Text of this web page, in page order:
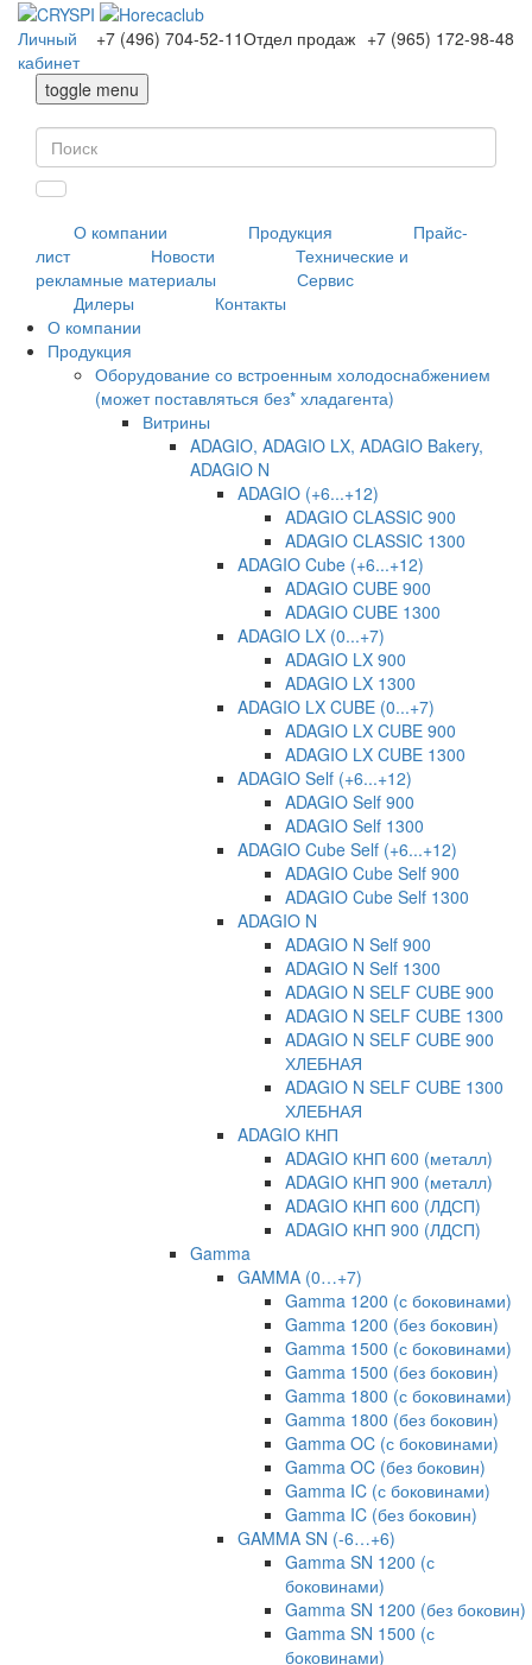
Личный
кабинет
+7 (496) 704-52-11Отдел продаж +7 (965) 172-98-48
toggle menu
О компании Продукция
Прайс-
лист
Новости
Технические и
рекламные материалы
Сервис
Дилеры
Контакты
О компании
Продукция
Оборудование со встроенным холодоснабжением
(может поставляться без* хладагента)
Витрины
ADAGIO, ADAGIO LX, ADAGIO Bakery,
ADAGIO N
ADAGIO (+6...+12)
ADAGIO CLASSIC 900
ADAGIO CLASSIC 1300
ADAGIO Cube (+6...+12)
ADAGIO CUBE 900
ADAGIO CUBE 1300
ADAGIO LX (0...+7)
ADAGIO LX 900
ADAGIO LX 1300
ADAGIO LX CUBE (0...+7)
ADAGIO LX CUBE 900
ADAGIO LX CUBE 1300
ADAGIO Self (+6...+12)
ADAGIO Self 900
ADAGIO Self 1300
ADAGIO Cube Self (+6...+12)
ADAGIO Cube Self 900
ADAGIO Cube Self 1300
ADAGIO N
ADAGIO N Self 900
ADAGIO N Self 1300
ADAGIO N SELF CUBE 900
ADAGIO N SELF CUBE 1300
ADAGIO N SELF CUBE 900
ХЛЕБНАЯ
ADAGIO N SELF CUBE 1300
ХЛЕБНАЯ
ADAGIO КНП
ADAGIO КНП 600 (металл)
ADAGIO КНП 900 (металл)
ADAGIO КНП 600 (ЛДСП)
ADAGIO КНП 900 (ЛДСП)
Gamma
GAMMA (0…+7)
Gamma 1200 (с боковинами)
Gamma 1200 (без боковин)
Gamma 1500 (с боковинами)
Gamma 1500 (без боковин)
Gamma 1800 (с боковинами)
Gamma 1800 (без боковин)
Gamma OC (с боковинами)
Gamma OC (без боковин)
Gamma IC (с боковинами)
Gamma IC (без боковин)
GAMMA SN (-6…+6)
Gamma SN 1200 (с
боковинами)
Gamma SN 1200 (без боковин)
Gamma SN 1500 (с
боковинами)